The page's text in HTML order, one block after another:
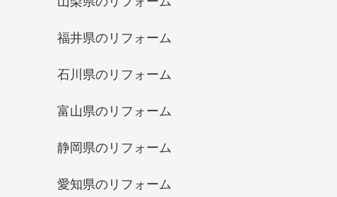
福井県のリフォーム
石川県のリフォーム
富山県のリフォーム
静岡県のリフォーム
愛知県のリフォーム